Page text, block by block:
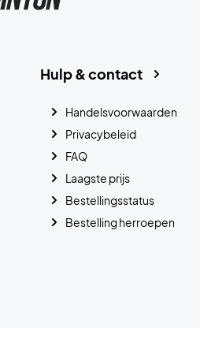
Hulp & contact
Handelsvoorwaarden
Privacybeleid
FAQ
Laagste prijs
Bestellingsstatus
Bestelling herroepen